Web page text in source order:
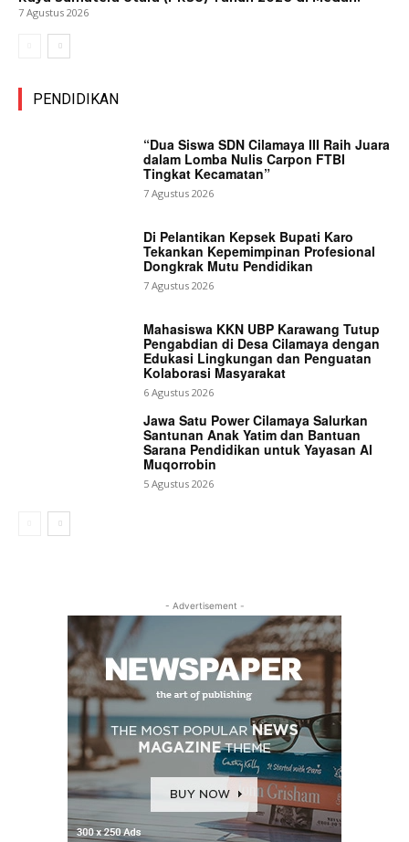
7 Agustus 2026
PENDIDIKAN
“Dua Siswa SDN Cilamaya III Raih Juara
dalam Lomba Nulis Carpon FTBI
Tingkat Kecamatan”
7 Agustus 2026
Di Pelantikan Kepsek Bupati Karo
Tekankan Kepemimpinan Profesional
Dongkrak Mutu Pendidikan
7 Agustus 2026
Mahasiswa KKN UBP Karawang Tutup
Pengabdian di Desa Cilamaya dengan
Edukasi Lingkungan dan Penguatan
Kolaborasi Masyarakat
6 Agustus 2026
Jawa Satu Power Cilamaya Salurkan
Santunan Anak Yatim dan Bantuan
Sarana Pendidikan untuk Yayasan Al
Muqorrobin
5 Agustus 2026
- Advertisement -